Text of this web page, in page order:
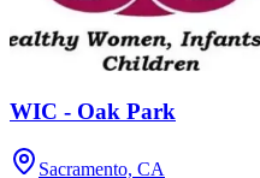
WIC - Oak Park
Sacramento, CA